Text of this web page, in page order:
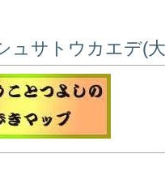
ュサトウカエデ(